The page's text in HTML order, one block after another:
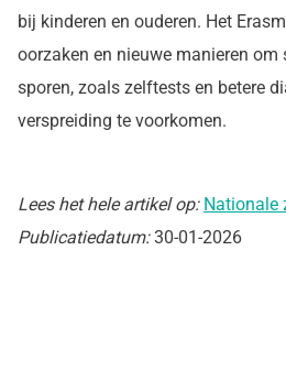
bij kinderen en ouderen. Het
oorzaken en nieuwe manieren
sporen, zoals zelftests en betere
verspreiding te voorkomen.
Lees het hele artikel op: Nationale
Publicatiedatum:30-01-2026